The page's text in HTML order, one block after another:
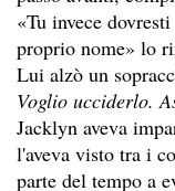
«Tu invece
proprio nome» lo
Lui alzò un
Voglio ucciderlo.
Jacklyn aveva
l'aveva visto tra i
parte del tempo a